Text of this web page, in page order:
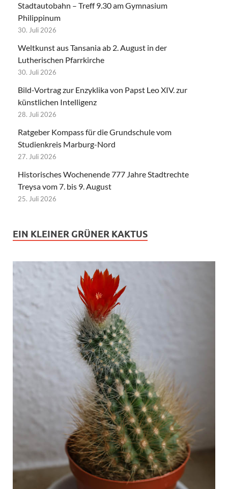
Stadtautobahn – Treff 9.30 am Gymnasium
Philippinum
30. Juli 2026
Weltkunst aus Tansania ab 2. August in der
Lutherischen Pfarrkirche
30. Juli 2026
Bild-Vortrag zur Enzyklika von Papst Leo XIV. zur
künstlichen Intelligenz
28. Juli 2026
Ratgeber Kompass für die Grundschule vom
Studienkreis Marburg-Nord
27. Juli 2026
Historisches Wochenende 777 Jahre Stadtrechte
Treysa vom 7. bis 9. August
25. Juli 2026
EIN KLEINER GRÜNER KAKTUS